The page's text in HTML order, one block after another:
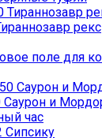
рекс
поле для
Саурон и
час